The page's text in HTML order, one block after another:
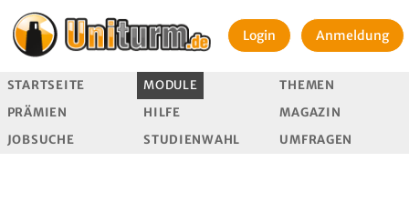
Login Anmeldung
STARTSEITE MODULE
THEMEN
PRÄMIEN
HILFE
MAGAZIN
JOBSUCHE
STUDIENWAHL UMFRAGEN